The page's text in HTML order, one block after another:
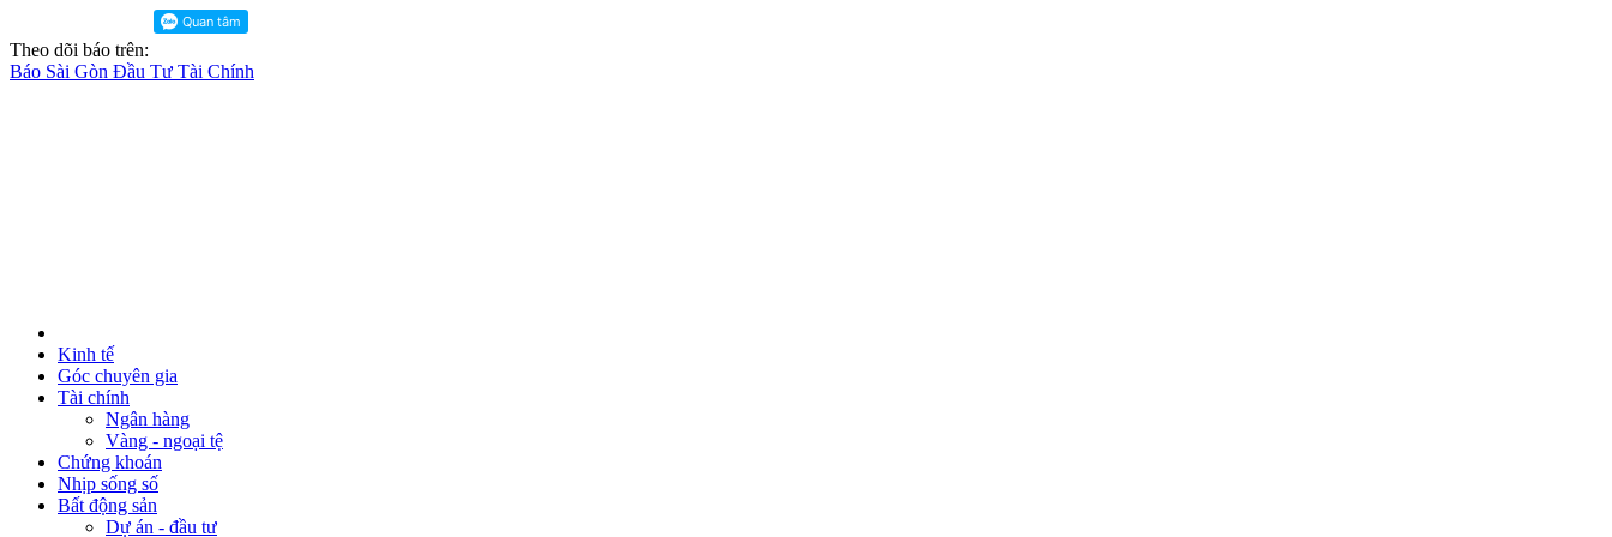
Theo dõi báo trên:
Báo Sài Gòn Đầu Tư Tài Chính
Kinh tế
Góc chuyên gia
Tài chính
Ngân hàng
Vàng - ngoại tệ
Chứng khoán
Nhịp sống số
Bất động sản
Dự án - đầu tư